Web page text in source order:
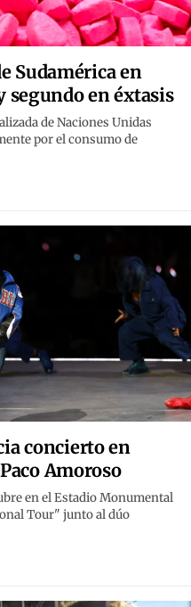
Sudamérica en
segundo en éxtasis
de Naciones Unidas
por el consumo de
concierto en
Amoroso
en el Estadio Monumental
Tour" junto al dúo